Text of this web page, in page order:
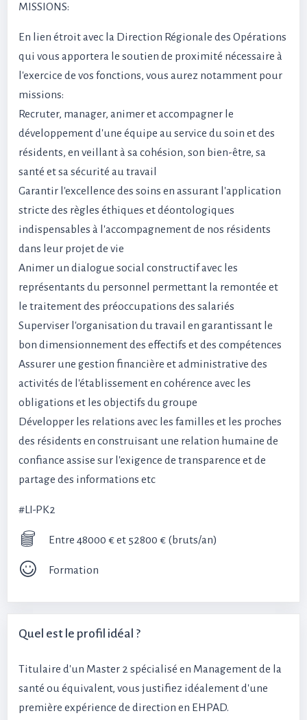
MISSIONS:
En lien étroit avec la Direction Régionale des Opérations
qui vous apportera le soutien de proximité nécessaire à
l'exercice de vos fonctions, vous aurez notamment pour
missions:
Recruter, manager, animer et accompagner le
développement d'une équipe au service du soin et des
résidents, en veillant à sa cohésion, son bien-être, sa
santé et sa sécurité au travail
Garantir l'excellence des soins en assurant l'application
stricte des règles éthiques et déontologiques
indispensables à l'accompagnement de nos résidents
dans leur projet de vie
Animer un dialogue social constructif avec les
représentants du personnel permettant la remontée et
le traitement des préoccupations des salariés
Superviser l'organisation du travail en garantissant le
bon dimensionnement des effectifs et des compétences
Assurer une gestion financière et administrative des
activités de l'établissement en cohérence avec les
obligations et les objectifs du groupe
Développer les relations avec les familles et les proches
des résidents en construisant une relation humaine de
confiance assise sur l'exigence de transparence et de
partage des informations etc
#LI-PK2
Entre 48000 € et 52800 € (bruts/an)
Formation
Quel est le profil idéal ?
Titulaire d'un Master 2 spécialisé en Management de la
santé ou équivalent, vous justifiez idéalement d'une
première expérience de direction en EHPAD.